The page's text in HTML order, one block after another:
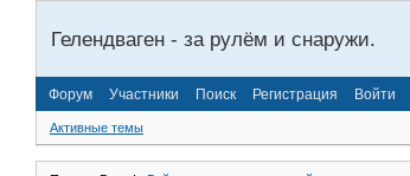
Гелендваген - за рулём и снаружи.
Форум Участники Поиск Регистрация Войти
Активные темы